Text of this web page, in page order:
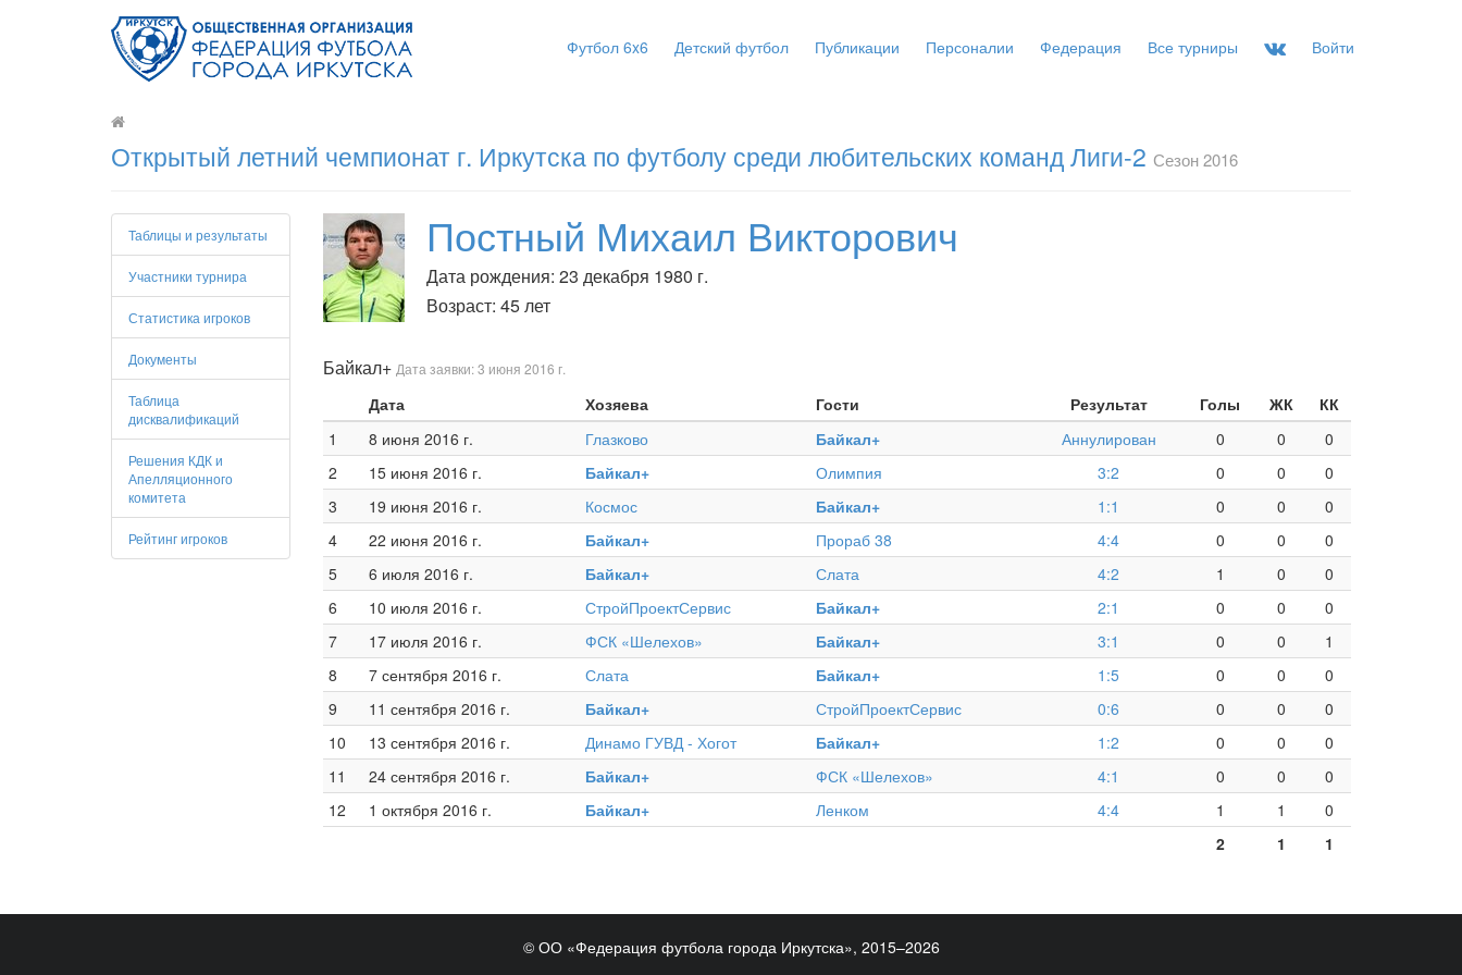
Футбол 6x6 Детский футбол Публикации Персоналии Федерация Все турниры Войти
Открытый летний чемпионат г. Иркутска по футболу среди любительских команд Лиги-2 Сезон 2016
Таблицы и результаты
Участники турнира
Статистика игроков
Документы
Таблица
дисквалификаций
Решения КДК и
Апелляционного
комитета
Рейтинг игроков
Постный Михаил Викторович
Дата рождения: 23 декабря 1980 г.
Возраст: 45 лет
Байкал+ Дата заявки: 3 июня 2016 г.
Дата Хозяева Гости Результат Голы ЖК
КК
1
8 июня 2016 г. Глазково Байкал+ Аннулирован 0 0
0
2
15 июня 2016 г. Байкал+ Олимпия 3:2 0 0
0
3
19 июня 2016 г. Космос Байкал+ 1:1 0 0
0
4
22 июня 2016 г. Байкал+ Прораб 38 4:4 0 0
0
5
6 июля 2016 г. Байкал+ Слата 4:2 1 0
0
6
10 июля 2016 г. СтройПроектСервис Байкал+ 2:1 0 0
0
7
17 июля 2016 г. ФСК «Шелехов» Байкал+ 3:1 0 0
1
8
7 сентября 2016 г. Слата Байкал+ 1:5 0 0
0
9
11 сентября 2016 г. Байкал+ СтройПроектСервис 0:6 0 0
0
10
13 сентября 2016 г. Динамо ГУВД - Хогот Байкал+ 1:2 0 0
0
11
24 сентября 2016 г. Байкал+ ФСК «Шелехов» 4:1 0 0
0
12
1 октября 2016 г. Байкал+ Ленком 4:4 1 1
0
2
1 1
© ОО «Федерация футбола города Иркутска», 2015–2026